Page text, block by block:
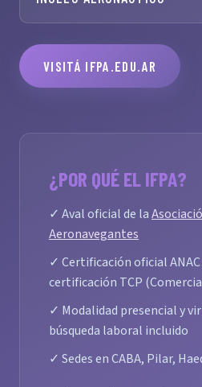
VISITÁ IFPA.EDU.AR
¿POR QUÉ EL IFPA?
✓ Aval oficial de la
Aeronavegantes
✓ Certificación oficial
certificación TCP
✓ Modalidad presencial y
búsqueda laboral incluido
✓ Sedes en CABA, Pilar,